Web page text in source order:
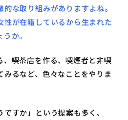
な取り組みがありますよね。
性が在籍しているから生まれた
か。
、喫茶店を作る、喫煙者と非喫
みるなど、色々なことをやりま
すか」という提案も多く、